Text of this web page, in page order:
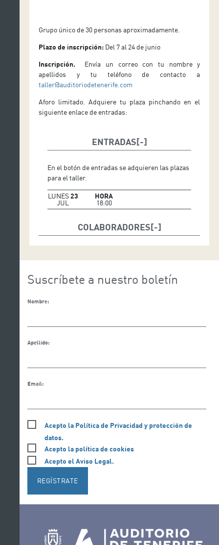
Grupo único de 30 personas aproximadamente.
Plazo de inscripción: Del 7 al 24 de junio
Inscripción. Envía un correo con tu nombre y
apellidos y tu teléfono de contacto a
taller@auditoriodetenerife.com
Aforo limitado. Adquiere tu plaza pinchando en el
siguiente enlace de entradas:
ENTRADAS
En el botón de entradas se adquieren las plazas
para el taller.
LUNES23
JUL
HORA
18:00
COLABORADORES
Suscríbete a nuestro boletín
Nombre:
Apellido:
Email:
Acepto la Política de Privacidad y protección de
datos.
Acepto la política de cookies
Acepto el Aviso Legal.
REGÍSTRATE